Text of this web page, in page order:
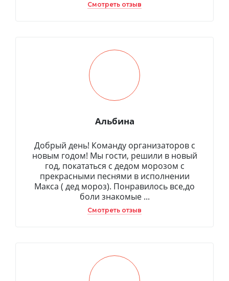
Смотреть отзыв
Альбина
Добрый день! Команду организаторов с
новым годом! Мы гости, решили в новый
год, покататься с дедом морозом с
прекрасными песнями в исполнении
Макса ( дед мороз). Понравилось все,до
боли знакомые ...
Смотреть отзыв